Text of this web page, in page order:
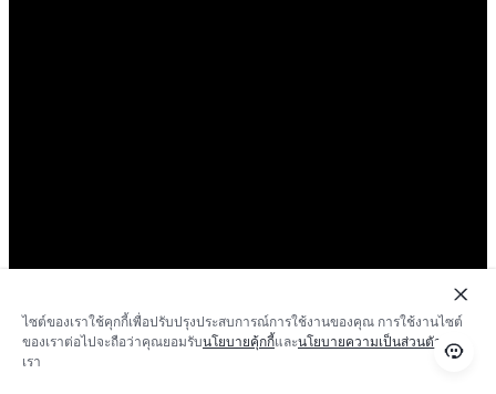
ไซต์ของเราใช้คุกกี้เพื่อปรับปรุงประสบการณ์การใช้งานของคุณ การใช้งานไซต์
ของเราต่อไปจะถือว่าคุณยอมรับนโยบายคุ้กกี้และนโยบายความเป็นส่วนตัว ของ
เรา